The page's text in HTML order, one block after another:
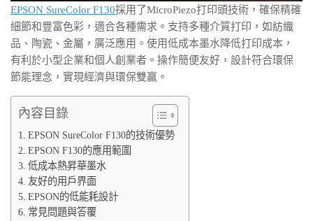
EPSON SureColor F130採用了MicroPiezo打印頭技術，確保精確
細節和豐富色彩，適合各種需求。支持多種介質打印，如紡織
品、陶瓷、金屬，廣泛應用。使用低成本墨水降低打印成本，
有利於小型企業和個人創業者。操作簡便友好，設計符合環保
節能理念，實現經濟與環保雙贏。
內容目錄
EPSON SureColor F130的技術優勢
EPSON F130的應用範圍
低成本熱昇華墨水
友好的用戶界面
EPSON的低能耗設計
常見問題與答覆